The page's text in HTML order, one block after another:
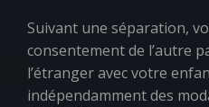
Suivant une séparation,
consentement de l’autre
l’étranger avec votre
indépendamment des